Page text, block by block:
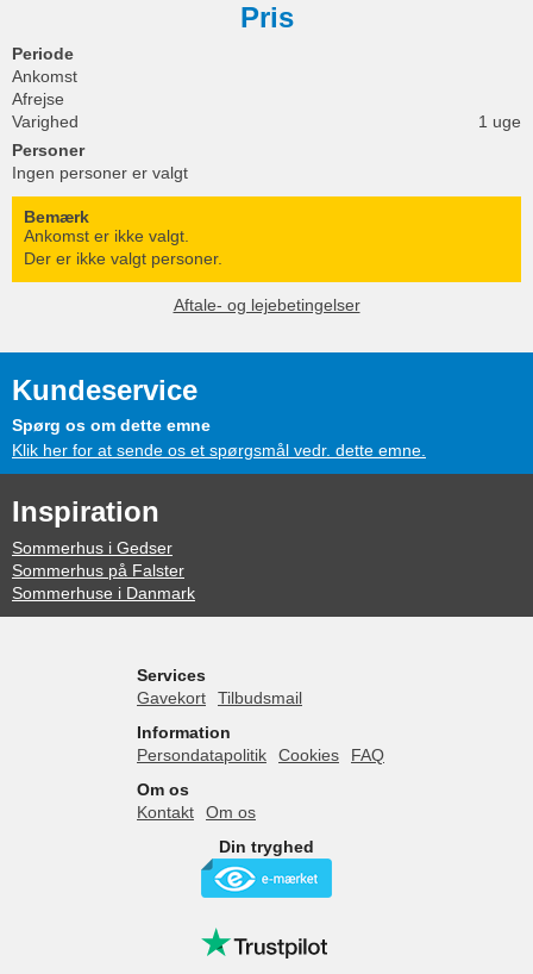
Pris
Periode
Ankomst
Afrejse
Varighed
1 uge
Personer
Ingen personer er valgt
Bemærk
Ankomst er ikke valgt.
Der er ikke valgt personer.
Aftale- og lejebetingelser
Kundeservice
Spørg os om dette emne
Klik her for at sende os et spørgsmål vedr. dette emne.
Inspiration
Sommerhus i Gedser
Sommerhus på Falster
Sommerhuse i Danmark
Services
Gavekort
Tilbudsmail
Information
Persondatapolitik
Cookies
FAQ
Om os
Kontakt
Om os
Din tryghed